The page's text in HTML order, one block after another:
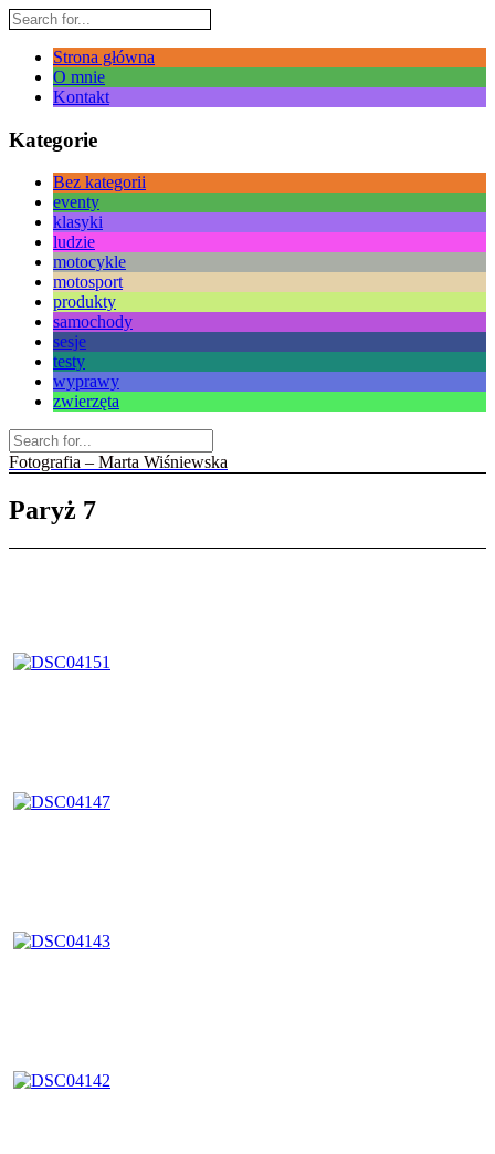
Strona główna
O mnie
Kontakt
Kategorie
Bez kategorii
eventy
klasyki
ludzie
motocykle
motosport
produkty
samochody
sesje
testy
wyprawy
zwierzęta
Fotografia – Marta Wiśniewska
Paryż 7